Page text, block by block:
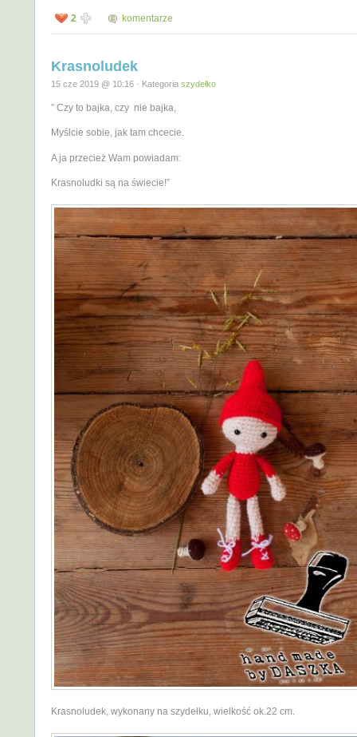
2 komentarze
Krasnoludek
15 cze 2019 @ 10:16 · Kategoria szydełko
” Czy to bajka, czy nie bajka,
Myślcie sobie, jak tam chcecie.
A ja przecież Wam powiadam:
Krasnoludki są na świecie!”
Krasnoludek, wykonany na szydełku, wielkość ok.22 cm.